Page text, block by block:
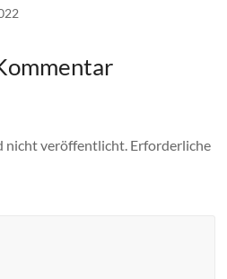
nicht veröffentlicht. Erforderliche